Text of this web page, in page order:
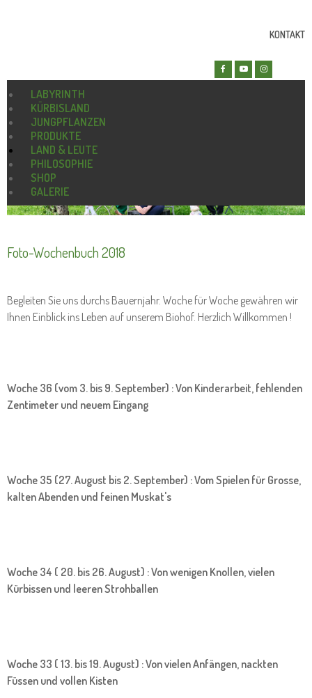
KONTAKT
LABYRINTH
KÜRBISLAND
JUNGPFLANZEN
PRODUKTE
LAND & LEUTE
PHILOSOPHIE
SHOP
GALERIE
Foto-Wochenbuch 2018
Begleiten Sie uns durchs Bauernjahr. Woche für Woche gewähren wir
Ihnen Einblick ins Leben auf unserem Biohof. Herzlich Willkommen !
Woche 36 (vom 3. bis 9. September) : Von Kinderarbeit, fehlenden
Zentimeter und neuem Eingang
Woche 35 (27. August bis 2. September) : Vom Spielen für Grosse,
kalten Abenden und feinen Muskat's
Woche 34 ( 20. bis 26. August) : Von wenigen Knollen, vielen
Kürbissen und leeren Strohballen
Woche 33 ( 13. bis 19. August) : Von vielen Anfängen, nackten
Füssen und vollen Kisten